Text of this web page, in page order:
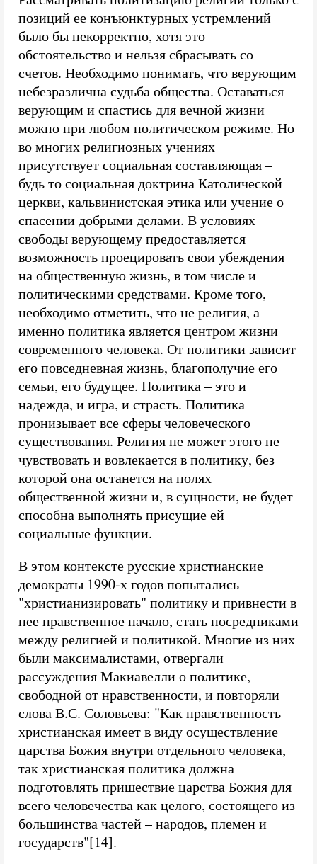
позиций ее конъюнктурных устремлений
было бы некорректно, хотя это
обстоятельство и нельзя сбрасывать со
счетов. Необходимо понимать, что верующим
небезразлична судьба общества. Оставаться
верующим и спастись для вечной жизни
можно при любом политическом режиме. Но
во многих религиозных учениях
присутствует социальная составляющая –
будь то социальная доктрина Католической
церкви, кальвинистская этика или учение о
спасении добрыми делами. В условиях
свободы верующему предоставляется
возможность проецировать свои убеждения
на общественную жизнь, в том числе и
политическими средствами. Кроме того,
необходимо отметить, что не религия, а
именно политика является центром жизни
современного человека. От политики зависит
его повседневная жизнь, благополучие его
семьи, его будущее. Политика – это и
надежда, и игра, и страсть. Политика
пронизывает все сферы человеческого
существования. Религия не может этого не
чувствовать и вовлекается в политику, без
которой она останется на полях
общественной жизни и, в сущности, не будет
способна выполнять присущие ей
социальные функции.
В этом контексте русские христианские
демократы 1990‑х годов попытались
"христианизировать" политику и привнести в
нее нравственное начало, стать посредниками
между религией и политикой. Многие из них
были максималистами, отвергали
рассуждения Макиавелли о политике,
свободной от нравственности, и повторяли
слова В.С. Соловьева: "Как нравственность
христианская имеет в виду осуществление
царства Божия внутри отдельного человека,
так христианская политика должна
подготовлять пришествие царства Божия для
всего человечества как целого, состоящего из
большинства частей – народов, племен и
государств"[14].